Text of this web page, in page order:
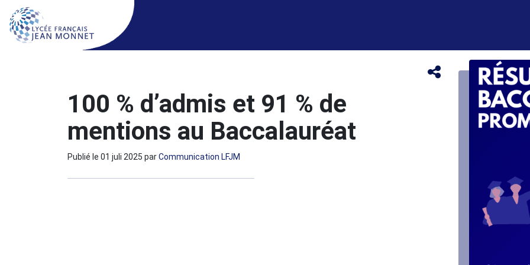
100 % d’admis et 91 % de
mentions au Baccalauréat
Publié le 01 juli 2025 parCommunication LFJM